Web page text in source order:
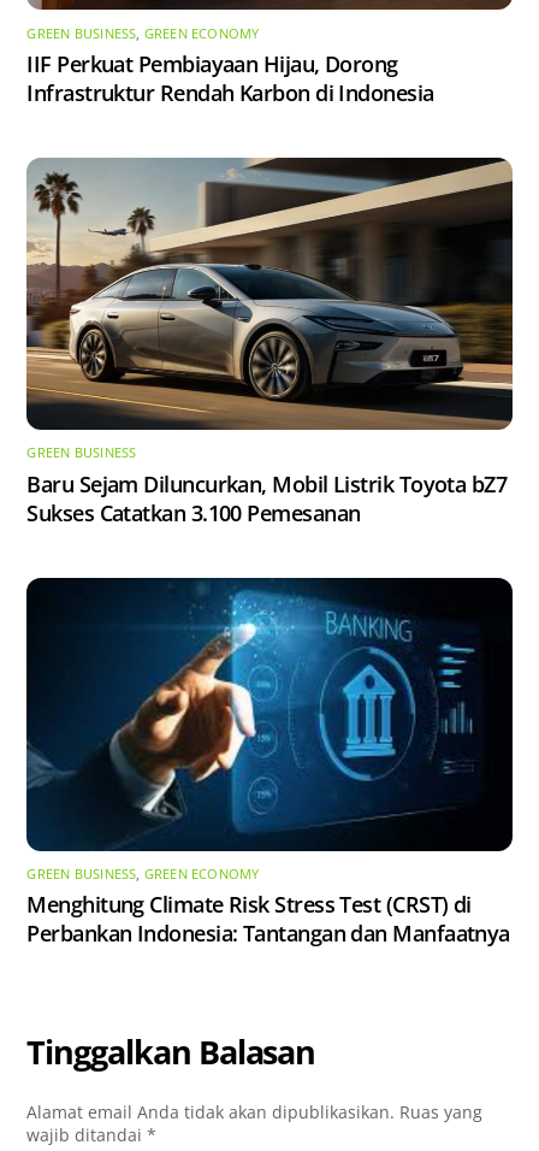
GREEN BUSINESS GREEN ECONOMY
IIF Perkuat Pembiayaan Hijau, Dorong
Infrastruktur Rendah Karbon di Indonesia
GREEN BUSINESS
Baru Sejam Diluncurkan, Mobil Listrik Toyota bZ7
Sukses Catatkan 3.100 Pemesanan
GREEN BUSINESS GREEN ECONOMY
Menghitung Climate Risk Stress Test (CRST) di
Perbankan Indonesia: Tantangan dan Manfaatnya
Tinggalkan Balasan
Alamat email Anda tidak akan dipublikasikan. Ruas yang
wajib ditandai*